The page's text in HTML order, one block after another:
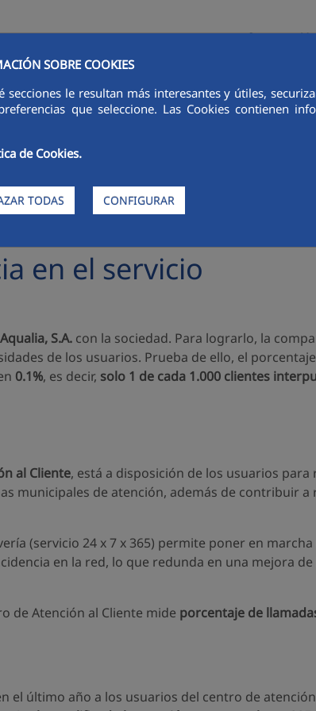
SOBRE COOKIES
le resultan más interesantes y útiles,
que seleccione. Las Cookies contienen
de Cookies.
TODAS CONFIGURAR
Contacto
DIGITALIZACIÓN SOSTENIBILIDAD ÉTICA E INTEGRIDAD
en el servicio
S.A. con la sociedad. Para lograrlo, la
de los usuarios. Prueba de ello, el
0.1%, es decir, solo 1 de cada 1.000 clientes
al Cliente, está a disposición de los usuarios para
municipales de atención, además de contribuir a
(servicio 24 x 7 x 365) permite poner en marcha
en la red, lo que redunda en una mejora
de Atención al Cliente mide porcentaje de
el último año a los usuarios del centro de